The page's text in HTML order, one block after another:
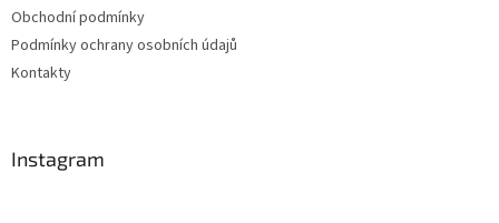
Obchodní podmínky
Podmínky ochrany osobních údajů
Kontakty
Instagram